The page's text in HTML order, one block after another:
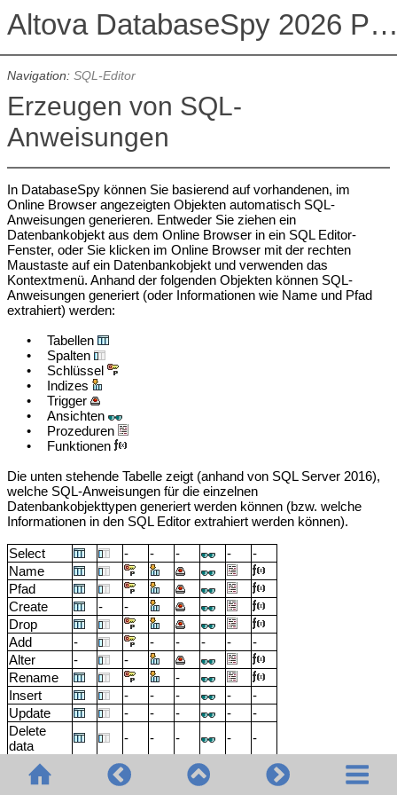
Altova DatabaseSpy 2026
Navigation: SQL-Editor
Erzeugen von SQL-
Anweisungen
In DatabaseSpy können Sie basierend auf vorhandenen, im
Online Browser angezeigten Objekten automatisch SQL-
Anweisungen generieren. Entweder Sie ziehen ein
Datenbankobjekt aus dem Online Browser in ein SQL Editor-
Fenster, oder Sie klicken im Online Browser mit der rechten
Maustaste auf ein Datenbankobjekt und verwenden das
Kontextmenü. Anhand der folgenden Objekten können SQL-
Anweisungen generiert (oder Informationen wie Name und Pfad
extrahiert) werden:
•
Tabellen
•
Spalten
•
Schlüssel
•
Indizes
•
Trigger
•
Ansichten
•
Prozeduren
•
Funktionen
Die unten stehende Tabelle zeigt (anhand von SQL Server 2016),
welche SQL-Anweisungen für die einzelnen
Datenbankobjekttypen generiert werden können (bzw. welche
Informationen in den SQL Editor extrahiert werden können).
Select - - - -
-
Name
Pfad
Create
-
-
Drop
Add
- - - - -
-
Alter
-
-
Rename
-
Insert
- - - -
-
Update
- - - -
-
Delete
data
- - - -
-
Ausführen
- -
SQL Server 2016